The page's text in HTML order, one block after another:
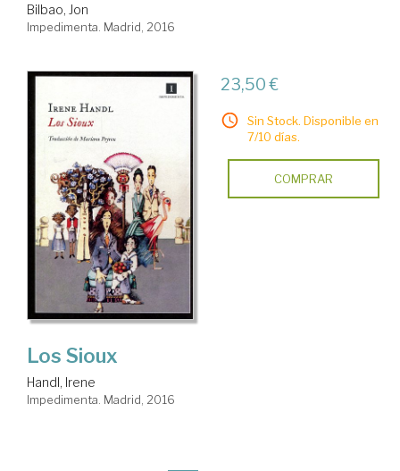
Bilbao, Jon
Impedimenta. Madrid, 2016
23,50 €
Sin Stock. Disponible en
7/10 días.
COMPRAR
Los Sioux
Handl, Irene
Impedimenta. Madrid, 2016